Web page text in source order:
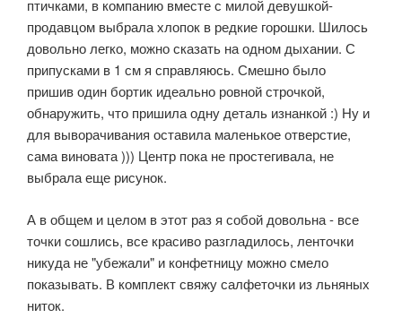
птичками, в компанию вместе с милой девушкой-
продавцом выбрала хлопок в редкие горошки. Шилось
довольно легко, можно сказать на одном дыхании. С
припусками в 1 см я справляюсь. Смешно было
пришив один бортик идеально ровной строчкой,
обнаружить, что пришила одну деталь изнанкой :) Ну и
для выворачивания оставила маленькое отверстие,
сама виновата ))) Центр пока не простегивала, не
выбрала еще рисунок.
А в общем и целом в этот раз я собой довольна - все
точки сошлись, все красиво разгладилось, ленточки
никуда не "убежали" и конфетницу можно смело
показывать. В комплект свяжу салфеточки из льняных
ниток.